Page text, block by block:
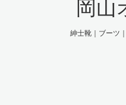
岡
紳士靴｜ブーツ